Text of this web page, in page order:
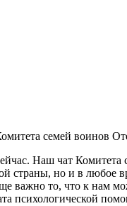
семей воинов
Наш чат
страны, но и в любое
важно то, что к нам
психологической